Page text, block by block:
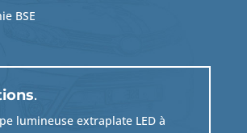
BSE
.
lumineuse extraplate LED à